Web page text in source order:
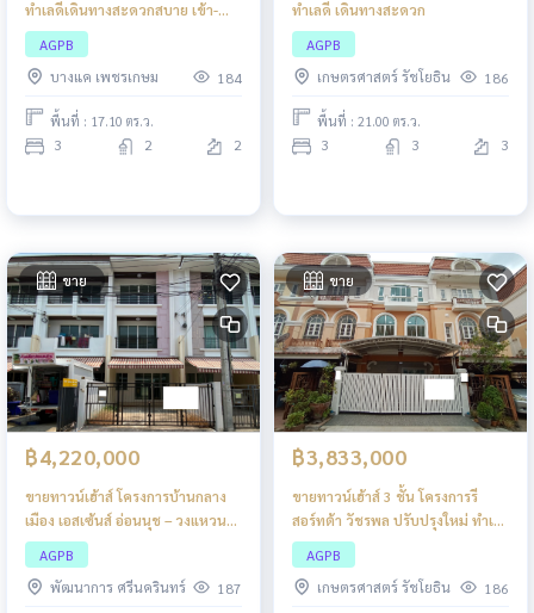
ทำเลดีเดินทางสะดวกสบาย เข้า-
ออก ได้ทั้งทางถนนชัยพฤกษ์ 2 ถนน
สุขุมวิท ถนนเลียบทางรถไฟ
AGPB
บางแค เพชรเกษม
184
พื้นที่ : 17.10 ตร.ว.
3 2 2
ทำเลดี เดินทางสะดวก
AGPB
เกษตรศาสตร์ รัชโยธิน
186
พื้นที่ : 21.00 ตร.ว.
3 3 3
ขาย
฿4,220,000
ขายทาวน์เฮ้าส์ โครงการบ้านกลาง
เมือง เอสเซ้นส์ อ่อนนุช – วงแหวน
ลาดกระบัง
AGPB
พัฒนาการ ศรีนครินทร์
187
ขาย
฿3,833,000
ขายทาวน์เฮ้าส์ 3 ชั้น โครงการรี
สอร์ทต้า วัชรพล ปรับปรุงใหม่ ทำเล
ศักยภาพ เดินทางสะดวก ใกล้
ทางด่วน
AGPB
เกษตรศาสตร์ รัชโยธิน
186